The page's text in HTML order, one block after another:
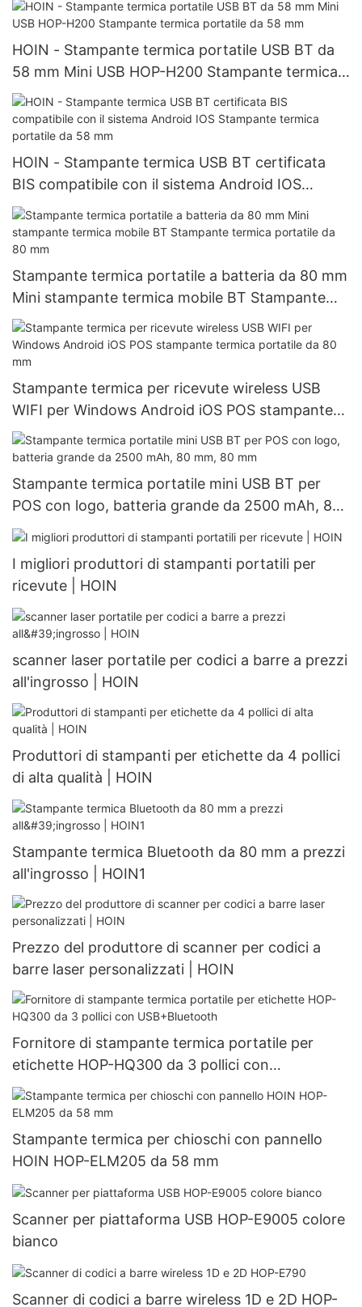
HOIN - Stampante termica portatile USB BT da
58 mm Mini USB HOP-H200 Stampante termica
portatile da 58 mm
HOIN - Stampante termica USB BT certificata
BIS compatibile con il sistema Android IOS
Stampante termica portatile da 58 mm
Stampante termica portatile a batteria da 80 mm
Mini stampante termica mobile BT Stampante
termica portatile da 80 mm
Stampante termica per ricevute wireless USB
WIFI per Windows Android iOS POS stampante
termica portatile da 80 mm
Stampante termica portatile mini USB BT per
POS con logo, batteria grande da 2500 mAh, 80
mm, 80 mm
I migliori produttori di stampanti portatili per
ricevute | HOIN
scanner laser portatile per codici a barre a prezzi
all'ingrosso | HOIN
Produttori di stampanti per etichette da 4 pollici
di alta qualità | HOIN
Stampante termica Bluetooth da 80 mm a prezzi
all'ingrosso | HOIN1
Prezzo del produttore di scanner per codici a
barre laser personalizzati | HOIN
Fornitore di stampante termica portatile per
etichette HOP-HQ300 da 3 pollici con
USB+Bluetooth
Stampante termica per chioschi con pannello
HOIN HOP-ELM205 da 58 mm
Scanner per piattaforma USB HOP-E9005 colore
bianco
Scanner di codici a barre wireless 1D e 2D HOP-